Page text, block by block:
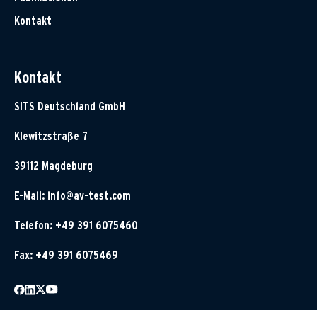
Kontakt
Kontakt
SITS Deutschland GmbH
Klewitzstraße 7
39112 Magdeburg
E-Mail: info@av-test.com
Telefon: +49 391 6075460
Fax: +49 391 6075469